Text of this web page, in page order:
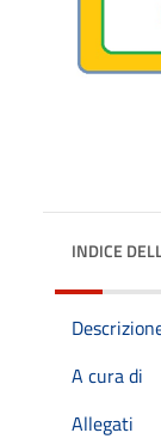
INDICE
A cura di
Allegati